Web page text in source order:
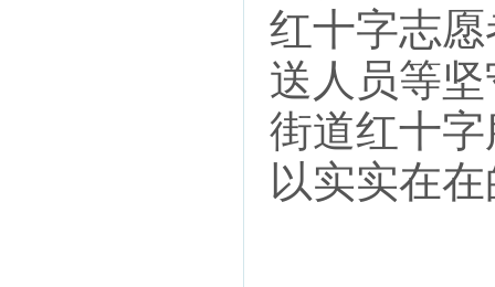
红十字志
送人员等
街道红十
以实实在